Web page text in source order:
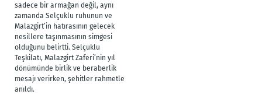
sadece bir armağan değil, aynı
zamanda Selçuklu ruhunun ve
Malazgirt’in hatırasının gelecek
nesillere taşınmasının simgesi
olduğunu belirtti. Selçuklu
Teşkilatı, Malazgirt Zaferi’nin yıl
dönümünde birlik ve beraberlik
mesajı verirken, şehitler rahmetle
anıldı.